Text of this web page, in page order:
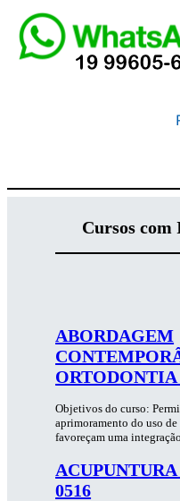
Cursos com
ABORDAGEM
ORTODONTIA
Objetivos do curso:
aprimoramento do uso
favoreçam uma
0516